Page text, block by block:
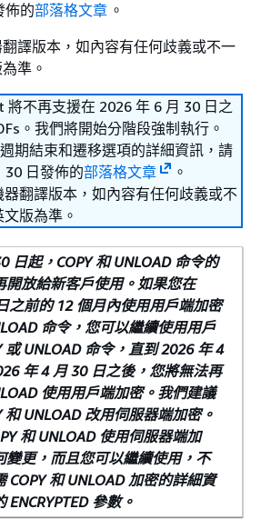
佈的部落格文章 。
譯版本，如內容有任何歧義或不一
準。
不再支援在 2026 年 6 月 30 日之
。我們將開始分階段強制執行。
期結束和遷移選項的詳細資訊，請
30 日發佈的部落格文章
。
翻譯版本，如內容有任何歧義或不
版為準。
日起，COPY 和 UNLOAD 命令的
開放給新客戶使用。如果您在
之前的 12 個月內使用用戶端加密
命令，您可以繼續使用用戶
或 UNLOAD 命令，直到 2026 年 4
年 4 月 30 日之後，您將無法再
使用用戶端加密。我們建議
和 UNLOAD 改用伺服器端加密。
和 UNLOAD 使用伺服器端加
變更，而且您可以繼續使用，不
COPY 和 UNLOAD 加密的詳細資
參數。